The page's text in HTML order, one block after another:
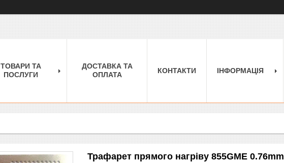
ТОВАРИ ТА
ПОСЛУГИ
ДОСТАВКА ТА
ОПЛАТА
КОНТАКТИ ІНФОРМАЦІЯ
Трафарет прямого нагріву 855GME 0.76mm